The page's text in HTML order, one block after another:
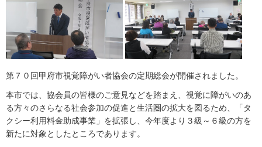
第７０回甲府市視覚障がい者協会の定期総会が開催されました。
本市では、協会員の皆様のご意見などを踏まえ、視覚に障がいのあ
る方々のさらなる社会参加の促進と生活圏の拡大を図るため、「タ
クシー利用料金助成事業」を拡張し、今年度より３級～６級の方を
新たに対象としたところであります。